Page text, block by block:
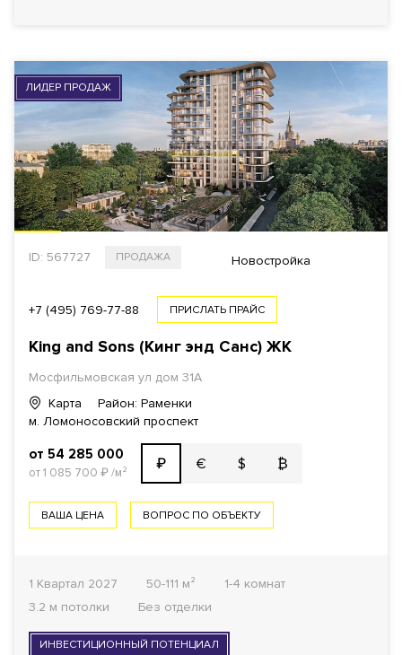
ЛИДЕР ПРОДАЖ
ID: 567727 ПРОДАЖА Новостройка
+7 (495) 769-77-88 ПРИСЛАТЬ ПРАЙС
King and Sons (Кинг энд Санc) ЖК
Мосфильмовская ул дом 31А
Карта
Район: Раменки
м. Ломоносовский проспект
от 54 285 000
от 1 085 700 ₽/м² ₽ € $ ₿
ВАША ЦЕНА ВОПРОС ПО ОБЪЕКТУ
1 Квартал 2027 50-111 м²
1-4 комнат
3.2 м потолки
Без отделки
ИНВЕСТИЦИОННЫЙ ПОТЕНЦИАЛ